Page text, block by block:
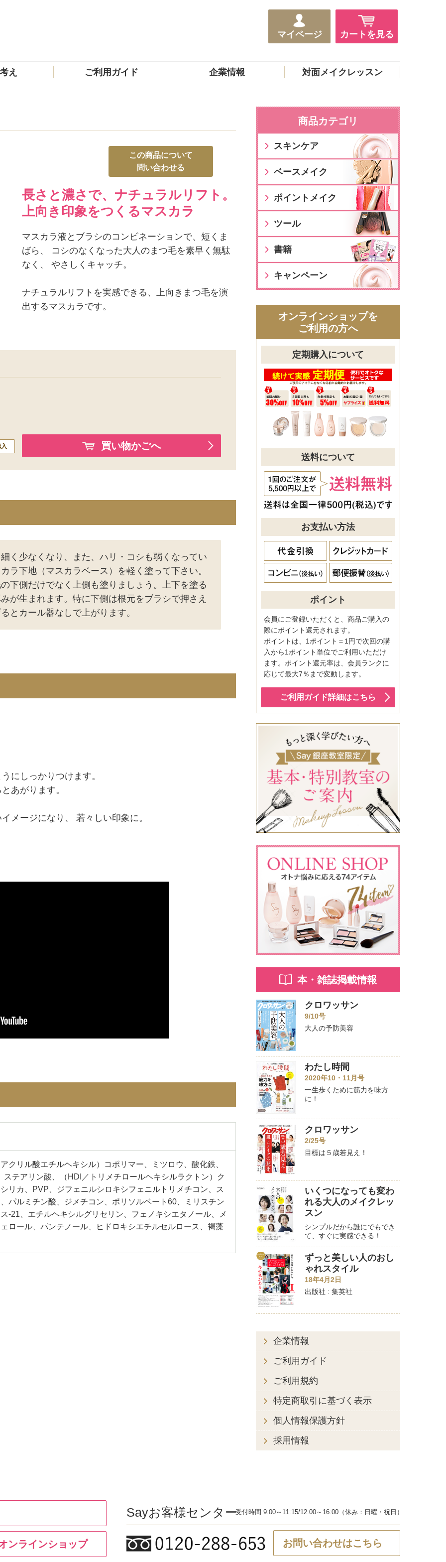
マイページ カートを見る
え ご利用ガイド 企業情報 対面メイクレッスン
この商品について
問い合わせる
長さと濃さで、ナチュラルリフト。
上向き印象をつくるマスカラ
マスカラ液とブラシのコンビネーションで、短くま
ばら、 コシのなくなった大人のまつ毛を素早く無駄
なく、 やさしくキャッチ。
ナチュラルリフトを実感できる、上向きまつ毛を演
出するマスカラです。
買い物かごへ
く少なくなり、また、ハリ・コシも弱くなってい
ラ下地（マスカラベース）を軽く塗って下さい。
下側だけでなく上側も塗りましょう。上下を塗る
が生まれます。特に下側は根元をブラシで押さえ
とカール器なしで上がります。
にしっかりつけます。
あがります。
メージになり、 若々しい印象に。
クリル酸エチルヘキシル）コポリマー、ミツロウ、酸化鉄、
ステアリン酸、（HDI／トリメチロールヘキシルラクトン）ク
リカ、PVP、ジフェニルシロキシフェニルトリメチコン、ス
パルミチン酸、ジメチコン、ポリソルベート60、ミリスチン
-21、エチルヘキシルグリセリン、フェノキシエタノール、メ
ロール、パンテノール、ヒドロキシエチルセルロース、褐藻
商品カテゴリ
スキンケア
ベースメイク
ポイントメイク
ツール
書籍
キャンペーン
オンラインショップを
ご利用の方へ
定期購入について
送料について
お支払い方法
ポイント
会員にご登録いただくと、商品ご購入の
際にポイント還元されます。
ポイントは、1ポイント＝1円で次回の購
入から1ポイント単位でご利用いただけ
ます。ポイント還元率は、会員ランクに
応じて最大7％まで変動します。
ご利用ガイド詳細はこちら
本・雑誌掲載情報
クロワッサン
9/10号
大人の予防美容
わたし時間
2020年10・11月号
一生歩くために筋力を味方
に！
クロワッサン
2/25号
目標は５歳若見え！
いくつになっても変わ
れる大人のメイクレッ
スン
シンプルだから誰にでもでき
て、すぐに実感できる！
ずっと美しい人のおし
ゃれスタイル
18年4月2日
出版社 : 集英社
企業情報
ご利用ガイド
ご利用規約
特定商取引に基づく表示
個人情報保護方針
採用情報
ンラインショップ
Sayお客様センター受付時間 9:00～11:15/12:00～16:00（休み：日曜・祝日）
お問い合わせはこちら